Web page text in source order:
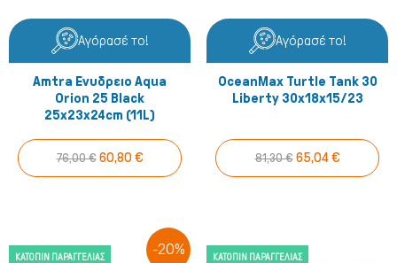
Αγόρασέ το!
Amtra Ενυδρειο Aqua
Orion 25 Black
25x23x24cm (11L)
76,00 € 60,80 €
Αγόρασέ το!
OceanMax Turtle Tank 30
Liberty 30x18x15/23
81,30 € 65,04 €
-20%
ΚΑΤΌΠΙΝ ΠΑΡΑΓΓΕΛΊΑΣ ΚΑΤΌΠΙΝ ΠΑΡΑΓΓΕΛΊΑΣ